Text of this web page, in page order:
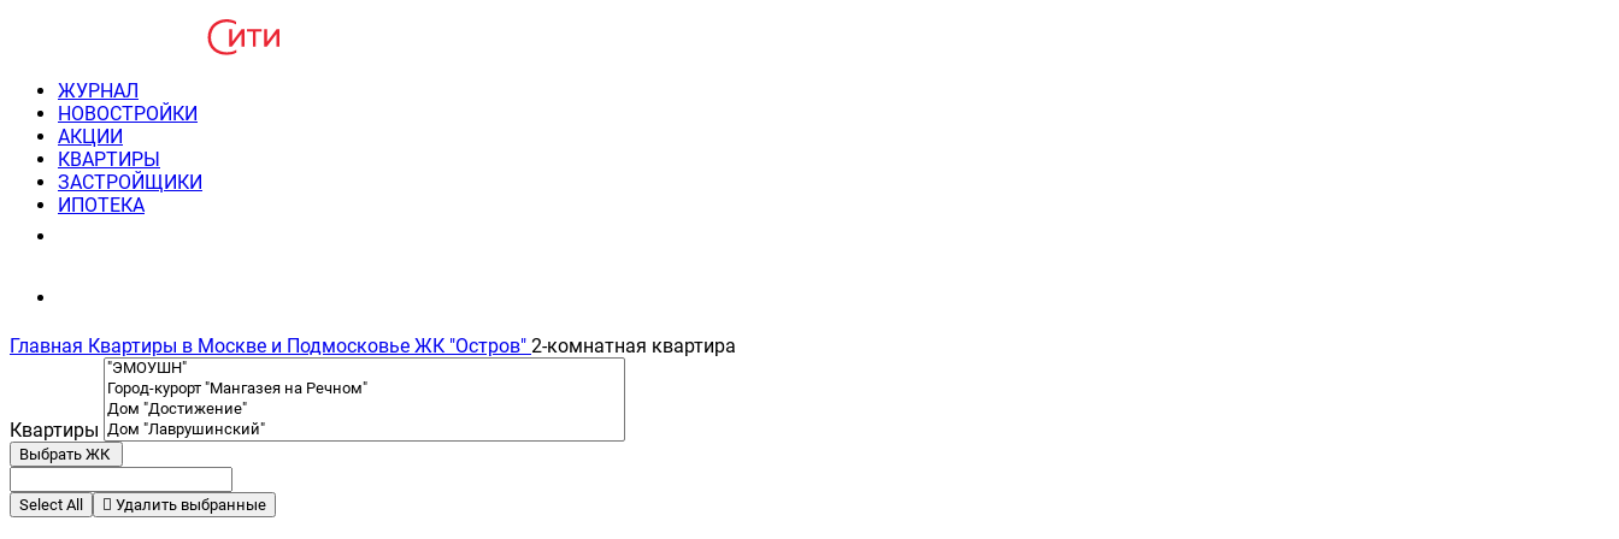
ЖУРНАЛ
НОВОСТРОЙКИ
АКЦИИ
КВАРТИРЫ
ЗАСТРОЙЩИКИ
ИПОТЕКА
Главная Квартиры в Москве и Подмосковье ЖК "Остров" 2-комнатная квартира
Квартиры
Выбрать ЖК
Select All Удалить выбранные